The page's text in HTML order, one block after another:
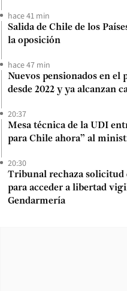
hace 41 min
Salida de Chile de los
la oposición
hace 47 min
Nuevos pensionados en
desde 2022 y ya alcanzan
20:37
Mesa técnica de la UDI
para Chile ahora” al
20:30
Tribunal rechaza solicitud
para acceder a libertad
Gendarmería